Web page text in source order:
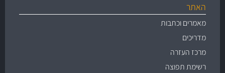
האתר
מאמרים וכתבות
מדריכים
מרכז העזרה
רשימת תפוצה